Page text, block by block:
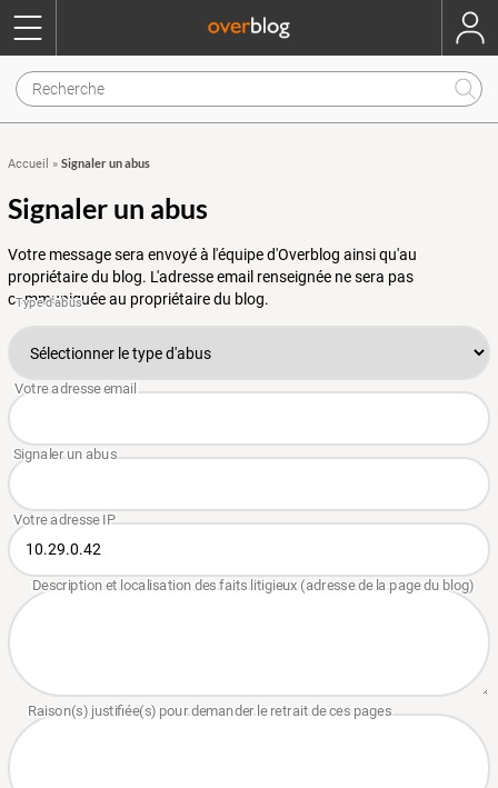
Accueil » Signaler un abus
Signaler un abus
Votre message sera envoyé à l'équipe d'Overblog ainsi qu'au
propriétaire du blog. L'adresse email renseignée ne sera pas
communiquée au propriétaire du blog.